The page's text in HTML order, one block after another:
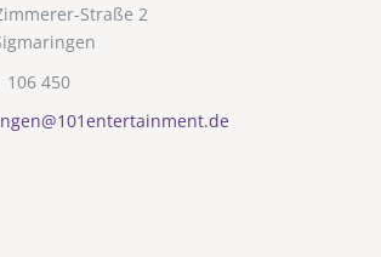
Straße 2
450